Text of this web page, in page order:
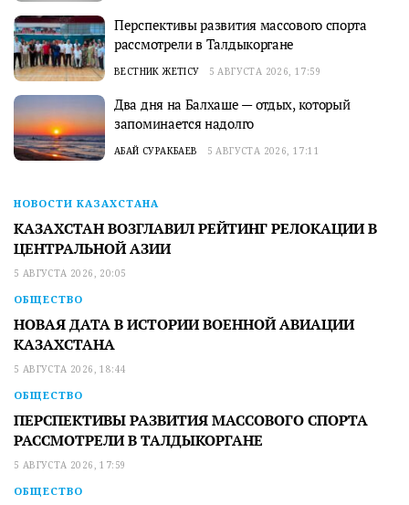
Перспективы развития массового спорта
рассмотрели в Талдыкоргане
ВЕСТНИК ЖЕТІСУ 5 АВГУСТА 2026, 17:59
Два дня на Балхаше — отдых, который
запоминается надолго
АБАЙ СУРАКБАЕВ 5 АВГУСТА 2026, 17:11
НОВОСТИ КАЗАХСТАНА
КАЗАХСТАН ВОЗГЛАВИЛ РЕЙТИНГ РЕЛОКАЦИИ В
ЦЕНТРАЛЬНОЙ АЗИИ
5 АВГУСТА 2026, 20:05
ОБЩЕСТВО
НОВАЯ ДАТА В ИСТОРИИ ВОЕННОЙ АВИАЦИИ
КАЗАХСТАНА
5 АВГУСТА 2026, 18:44
ОБЩЕСТВО
ПЕРСПЕКТИВЫ РАЗВИТИЯ МАССОВОГО СПОРТА
РАССМОТРЕЛИ В ТАЛДЫКОРГАНЕ
5 АВГУСТА 2026, 17:59
ОБЩЕСТВО